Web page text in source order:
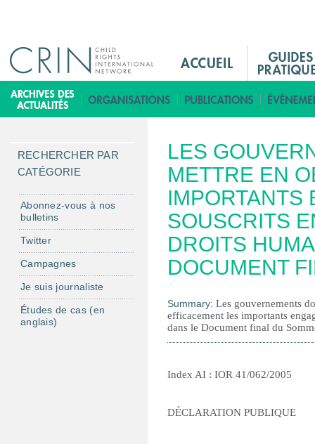
i
n
e
n
u
F
r
i
LES
METTRE EN
IMPORTANTS
SOUSCRITS
DROITS
DOCUMENT
Summary: Les gouvernements
efficacement les importants
dans le Document final du
Index AI : IOR 41/062/2005
DÉCLARATION PUBLIQUE
RECHERCHER PAR
CATÉGORIE
Abonnez-vous à nos
bulletins
Twitter
Campagnes
Je suis journaliste
Études de cas (en
anglais)